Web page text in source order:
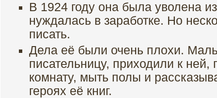
В 1924 году она была уволена
нуждалась в заработке. Но
писать.
Дела её были очень плохи.
писательницу, приходили к ней,
комнату, мыть полы и
героях её книг.